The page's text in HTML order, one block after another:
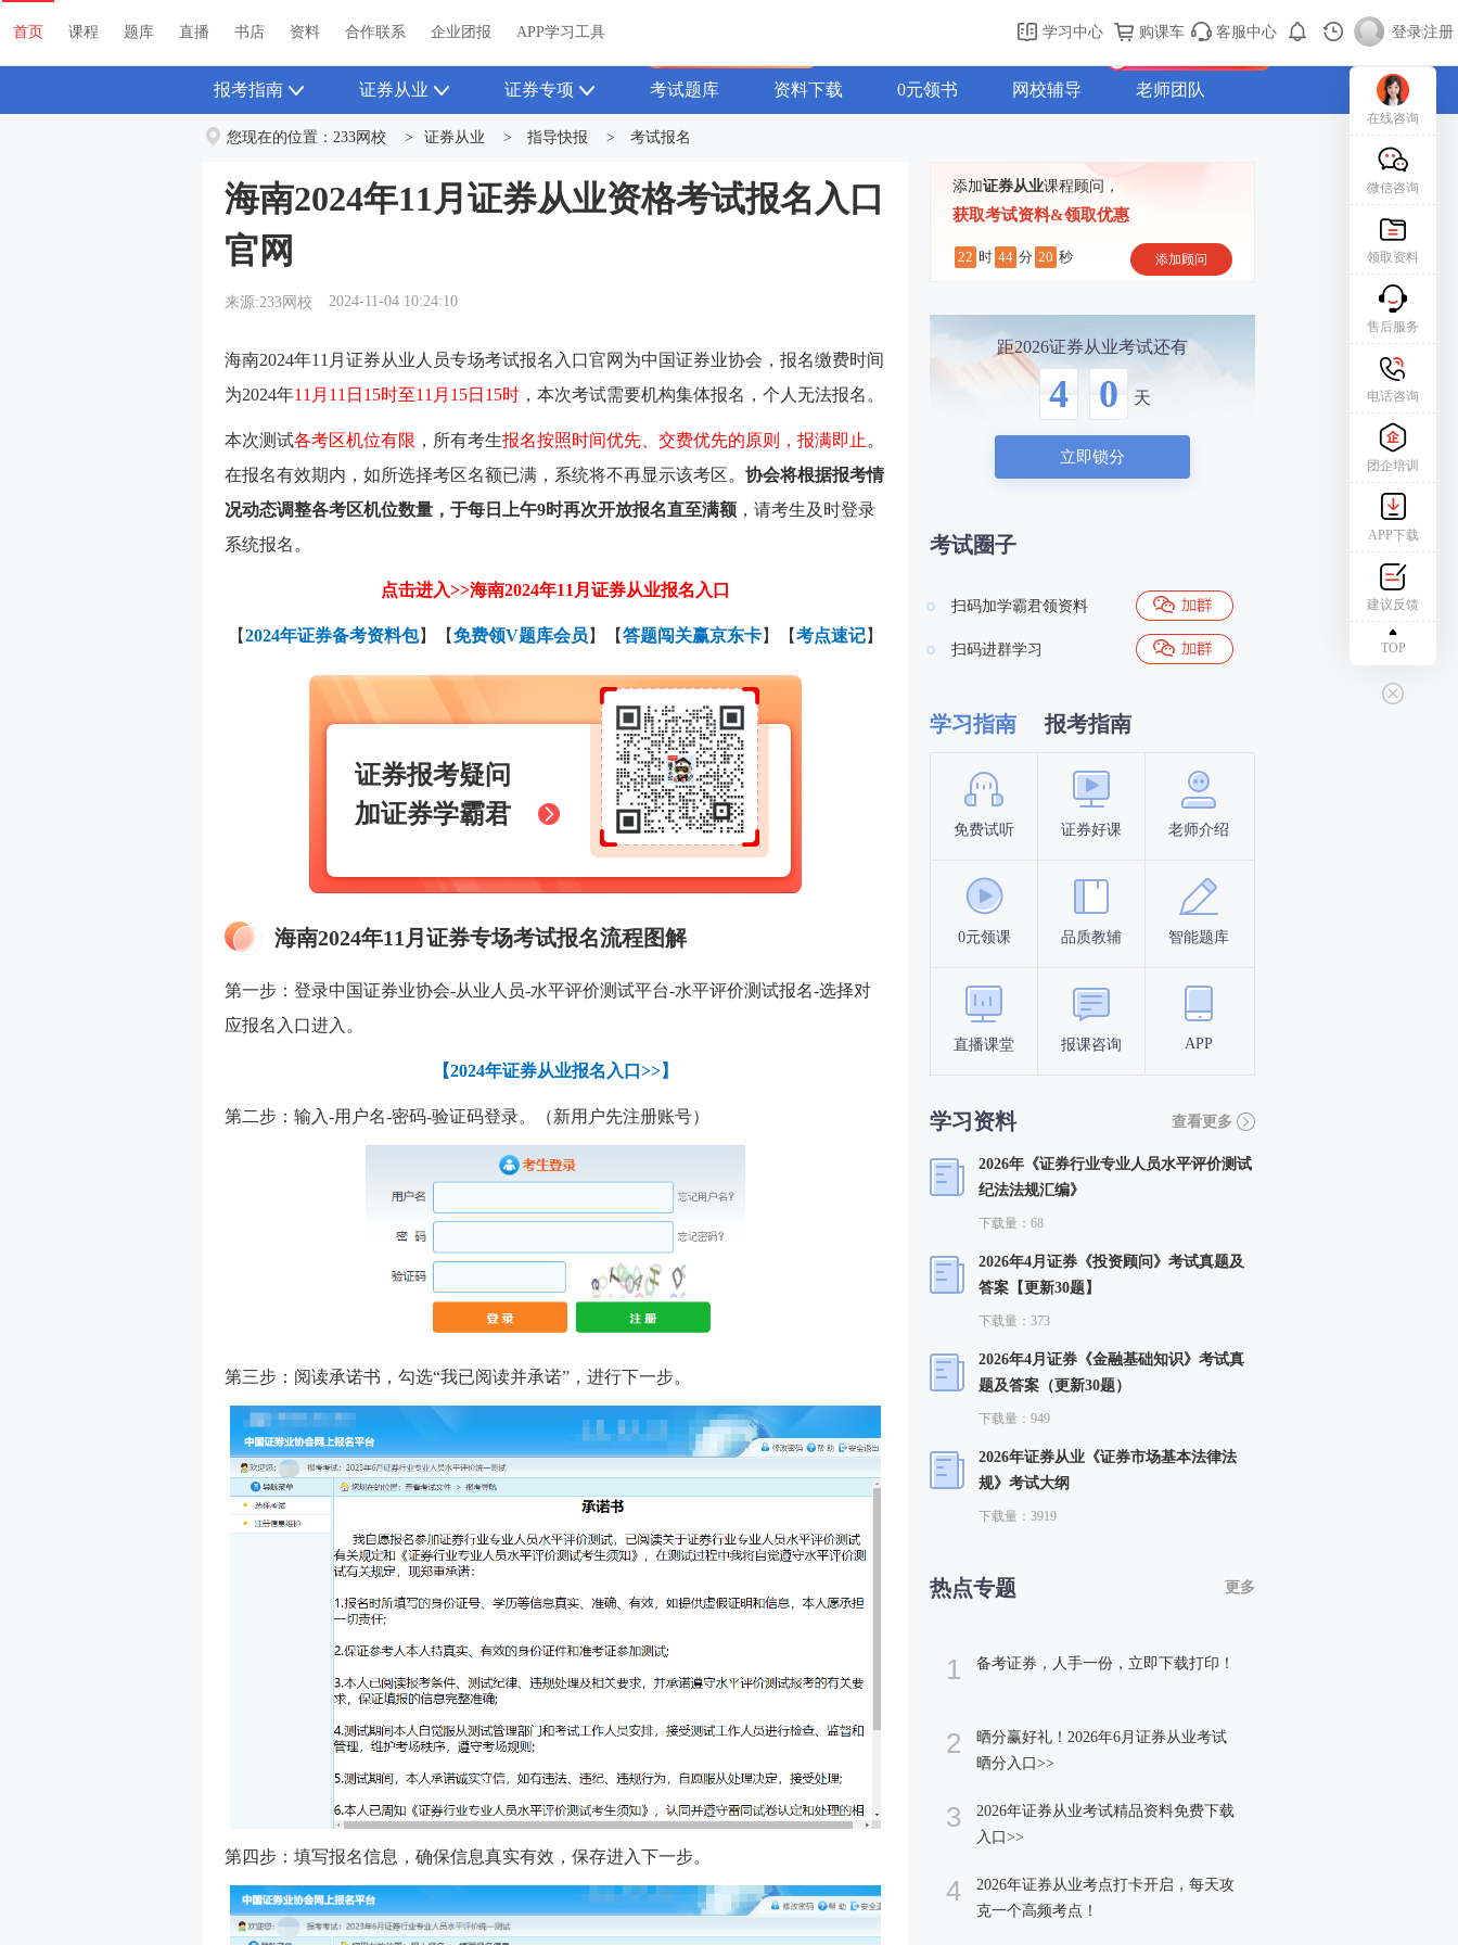
首页 课程 题库 直播 书店 资料 关于我们 帮助中心 购课车 登录/注册
首页 课程 题库 直播 书店 资料 合作联系 企业团报 APP学习工具 学习中心 购课车 客服中心 登录|注册
报考指南 证券从业 证券专项 考试题库 资料下载 0元领书 网校辅导 老师团队
您现在的位置： 233网校 > 证券从业 > 指导快报 > 考试报名
海南2024年11月证券从业资格考试报名入口
官网
来源:233网校 2024-11-04 10:24:10
海南2024年11月证券从业人员专场考试报名入口官网为中国证券业协会，报名缴费时间
为2024年11月11日15时至11月15日15时 ，本次考试需要机构集体报名，个人无法报名。
本次测试各考区机位有限 ，所有考生报名按照时间优先、交费优先的原则，报满即止 。
在报名有效期内，如所选择考区名额已满，系统将不再显示该考区。 协会将根据报考情
况动态调整各考区机位数量，于每日上午9时再次开放报名直至满额 ，请考生及时登录
系统报名。
点击进入>>海南2024年11月证券从业报名入口
【2024年证券备考资料包】【免费领V题库会员 】【答题闯关赢京东卡】【考点速记】
证券报考疑问
加证券学霸君
海南2024年11月证券专场考试报名流程图解
第一步：登录中国证券业协会-从业人员-水平评价测试平台-水平评价测试报名-选择对
应报名入口进入。
【2024年证券从业报名入口 >>】
第二步：输入-用户名-密码-验证码登录。（新用户先注册账号）
第三步：阅读承诺书，勾选“我已阅读并承诺”，进行下一步。
第四步：填写报名信息，确保信息真实有效，保存进入下一步。
添加证券从业课程顾问，
获取考试资料&领取优惠
22 时 44 分 19 秒 添加顾问
距2026证券从业考试还有
4 0 天
立即锁分
考试圈子
扫码加学霸君领资料
扫码进群学习
学习指南 报考指南
免费试听 证券好课 老师介绍
0元领课 品质教辅 智能题库
直播课堂 报课咨询 APP
学习资料 查看更多
2026年《证券行业专业人员水平评价测试
纪法法规汇编》
下载量：68
2026年4月证券《投资顾问》考试真题及
答案【更新30题】
下载量：373
2026年4月证券《金融基础知识》考试真
题及答案（更新30题）
下载量：949
2026年证券从业《证券市场基本法律法
规》考试大纲
下载量：3919
热点专题 更多
1 备考证券，人手一份，立即下载打印！
2
晒分赢好礼！2026年6月证券从业考试
晒分入口>>
3
2026年证券从业考试精品资料免费下载
入口>>
4
2026年证券从业考点打卡开启，每天攻
克一个高频考点！
在线咨询
微信咨询
领取资料
售后服务
电话咨询
团企培训
APP下载
建议反馈
TOP